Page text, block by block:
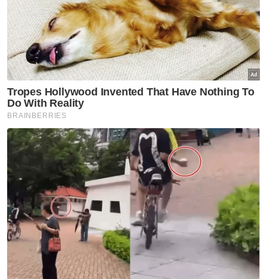
Artikel Disyorkan
Sukan
Filipina bukan lawan mudah
'Tak kisahlah 20 atau 90 minit'
Sukan
Tiket aksi Malaysia-Filipina
habis terjual
Sukan
Rifdean buru gelaran dunia di
bumi Jepun